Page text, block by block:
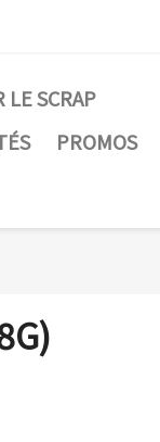
SCRAP
PROMOS